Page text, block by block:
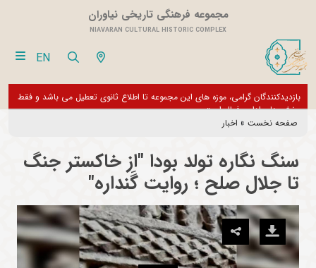
مجموعه فرهنگی تاریخی نیاوران
NIAVARAN CULTURAL HISTORIC COMPLEX
EN
بازدیدکنندگان گرامی، موزه های این مجموعه تا اطلاع ثانوی تعطیل می باشد و فقط
بخش های اداری فعال است
صفحه نخست » اخبار
سنگ نگاره تولد بودا "از خاکستر جنگ
تا جلال صلح ؛ روایت گَنداره"